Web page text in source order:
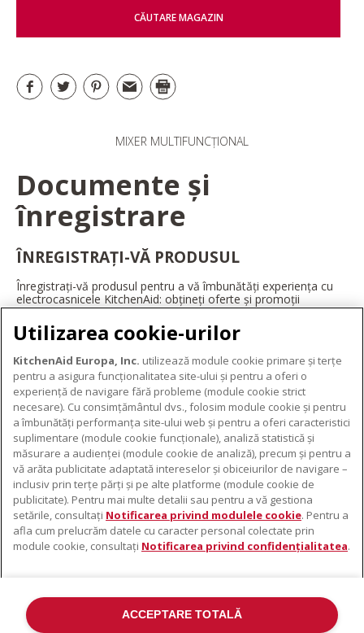
CĂUTARE MAGAZIN
MIXER MULTIFUNCȚIONAL
Documente și
înregistrare
ÎNREGISTRAȚI-VĂ PRODUSUL
Înregistrați-vă produsul pentru a vă îmbunătăți experiența cu
electrocasnicele KitchenAid: obțineți oferte și promoții
exclusive, ponturi și sfaturi de la profesioniști și multe altele.
ÎNREGISTRAȚI-VĂ ACUM
DESPRE KITCHENAID
Despre KitchenAid
Istoria mărcii
ODR
PRODUSELE NOASTRE
Electrocasnice mici
Accesorii pentru produse
SUPORT
De unde cumpărați
Localizator centre de service
Contacte
Utilizarea cookie-urilor
KitchenAid Europa, Inc. utilizează module cookie primare și terțe
pentru a asigura funcționalitatea site-ului și pentru a oferi o
experiență de navigare fără probleme (module cookie strict
necesare). Cu consimțământul dvs., folosim module cookie și pentru
a îmbunătăți performanța site-ului web și pentru a oferi caracteristici
suplimentare (module cookie funcționale), analiză statistică și
măsurare a audienței (module cookie de analiză), precum și pentru a
vă arăta publicitate adaptată intereselor și obiceiurilor de navigare –
inclusiv prin terțe părți și pe alte platforme (module cookie de
publicitate). Pentru mai multe detalii sau pentru a vă gestiona
setările, consultați Notificarea privind modulele cookie. Pentru a
afla cum prelucrăm datele cu caracter personal colectate prin
module cookie, consultați Notificarea privind confidențialitatea.
ACCEPTARE TOTALĂ